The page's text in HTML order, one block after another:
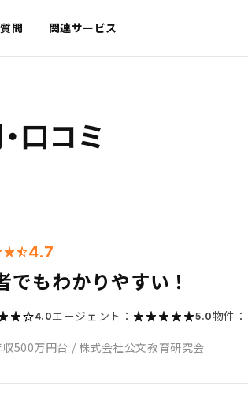
問 関連サービス
口コミ
4.7
でもわかりやすい！
4.0エージェント： 5.0物件：
収500万円台 / 株式会社公文教育研究会